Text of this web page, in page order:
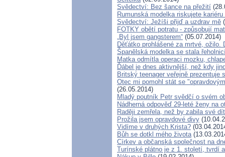
Svědectví: Bez šance na přežití
Rumunská modelka riskujete
Svědectví: Ježíši přijď a uzdrav mě
FOTKY obětí potratu - způsobují
„Byl jsem gangsterem“ (05.07.2014)
Děťátko prohlášené za mrtvé, ožilo.
Španělská modelka se stala
Matka odmítla operaci mozku,
Ďábel je dnes aktivnější, než kdy
Britský teenager veřejně prezentuje
Otec mi pomohl stát se
(26.05.2014)
Mladý poutník Petr svědčí o svém
Nádherná odpověď 29-leté ženy na
Raději zemřela, než by zabila své
Prožila jsem opravdové divy
Vidíme v druhých Krista?
Bůh se dotkl mého života
Církev a občanská společnost na
Turínské plátno je z 1. století, tvrdí